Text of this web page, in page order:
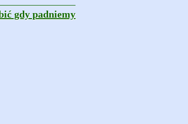
gdy padniemy